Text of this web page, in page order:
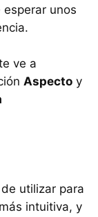
unos
ve a
Aspecto y
utilizar para
intuitiva, y